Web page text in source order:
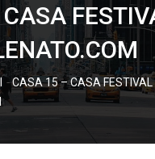
-CASA 15 – CASA FESTIVAL